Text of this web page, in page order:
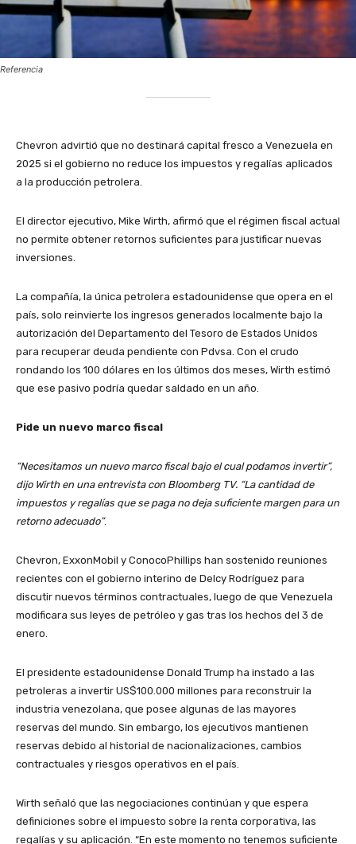
Referencia
Chevron advirtió que no destinará capital fresco a Venezuela en
2025 si el gobierno no reduce los impuestos y regalías aplicados
a la producción petrolera.
El director ejecutivo, Mike Wirth, afirmó que el régimen fiscal actual
no permite obtener retornos suficientes para justificar nuevas
inversiones.
La compañía, la única petrolera estadounidense que opera en el
país, solo reinvierte los ingresos generados localmente bajo la
autorización del Departamento del Tesoro de Estados Unidos
para recuperar deuda pendiente con Pdvsa. Con el crudo
rondando los 100 dólares en los últimos dos meses, Wirth estimó
que ese pasivo podría quedar saldado en un año.
Pide un nuevo marco fiscal
“Necesitamos un nuevo marco fiscal bajo el cual podamos invertir”,
dijo Wirth en una entrevista con Bloomberg TV. “La cantidad de
impuestos y regalías que se paga no deja suficiente margen para un
retorno adecuado”.
Chevron, ExxonMobil y ConocoPhillips han sostenido reuniones
recientes con el gobierno interino de Delcy Rodríguez para
discutir nuevos términos contractuales, luego de que Venezuela
modificara sus leyes de petróleo y gas tras los hechos del 3 de
enero.
El presidente estadounidense Donald Trump ha instado a las
petroleras a invertir US$100.000 millones para reconstruir la
industria venezolana, que posee algunas de las mayores
reservas del mundo. Sin embargo, los ejecutivos mantienen
reservas debido al historial de nacionalizaciones, cambios
contractuales y riesgos operativos en el país.
Wirth señaló que las negociaciones continúan y que espera
definiciones sobre el impuesto sobre la renta corporativa, las
regalías y su aplicación. “En este momento no tenemos suficiente